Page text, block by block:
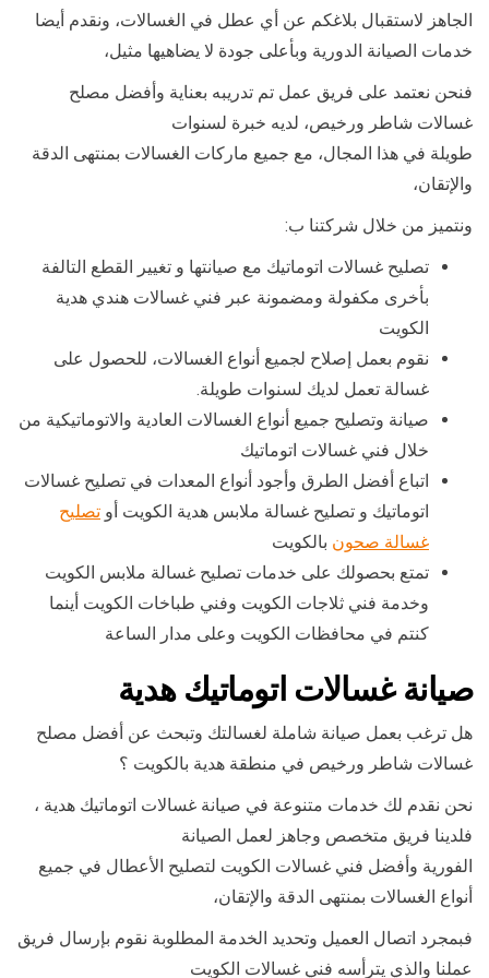
الجاهز لاستقبال بلاغكم عن أي عطل في الغسالات، ونقدم أيضا
خدمات الصيانة الدورية وبأعلى جودة لا يضاهيها مثيل،
فنحن نعتمد على فريق عمل تم تدريبه بعناية وأفضل مصلح
غسالات شاطر ورخيص، لديه خبرة لسنوات
طويلة في هذا المجال، مع جميع ماركات الغسالات بمنتهى الدقة
والإتقان،
ونتميز من خلال شركتنا ب:
تصليح غسالات اتوماتيك مع صيانتها و تغيير القطع التالفة
بأخرى مكفولة ومضمونة عبر فني غسالات هندي هدية
الكويت
نقوم بعمل إصلاح لجميع أنواع الغسالات، للحصول على
غسالة تعمل لديك لسنوات طويلة.
صيانة وتصليح جميع أنواع الغسالات العادية والاتوماتيكية من
خلال فني غسالات اتوماتيك
اتباع أفضل الطرق وأجود أنواع المعدات في تصليح غسالات
اتوماتيك و تصليح غسالة ملابس هدية الكويت أو تصليح
غسالة صحون بالكويت
تمتع بحصولك على خدمات تصليح غسالة ملابس الكويت
وخدمة فني ثلاجات الكويت وفني طباخات الكويت أينما
كنتم في محافظات الكويت وعلى مدار الساعة
صيانة غسالات اتوماتيك هدية
هل ترغب بعمل صيانة شاملة لغسالتك وتبحث عن أفضل مصلح
غسالات شاطر ورخيص في منطقة هدية بالكويت ؟
نحن نقدم لك خدمات متنوعة في صيانة غسالات اتوماتيك هدية ،
فلدينا فريق متخصص وجاهز لعمل الصيانة
الفورية وأفضل فني غسالات الكويت لتصليح الأعطال في جميع
أنواع الغسالات بمنتهى الدقة والإتقان،
فبمجرد اتصال العميل وتحديد الخدمة المطلوبة نقوم بإرسال فريق
عملنا والذي يترأسه فني غسالات الكويت